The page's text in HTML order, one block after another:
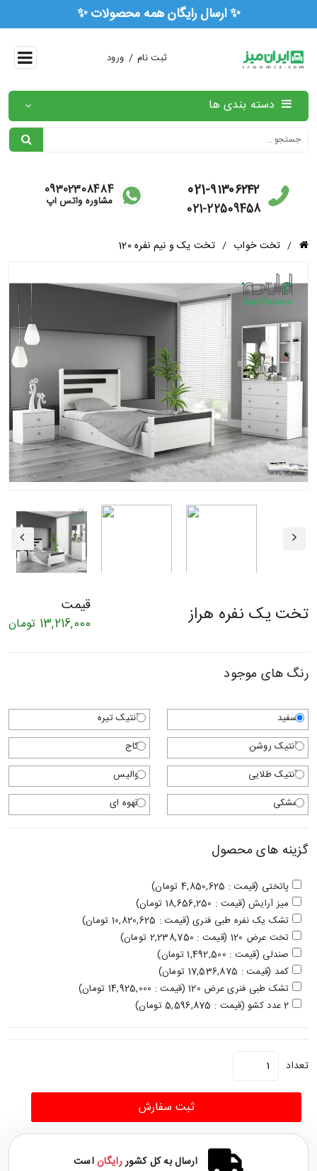
ثبت نام / ورود
دسته بندی ها
021-۹۱۳۰۶۲۴۲
021-22509458
09302308484
مشاوره واتس آپ
/ تخت خواب / تخت یک و نیم نفره 120
تخت یک نفره هراز قیمت
13,216,000 تومان
رنگ های موجود
سفید
آنتیک تیره
آنتیک روشن
کاج
آنتیک طلایی
والیس
مشکی
قهوه ای
گزینه های محصول
پاتختی (قیمت : 4,850,625 تومان)
میز آرایش (قیمت : 18,656,250 تومان)
تشک یک نفره طبی فنری (قیمت : 10,820,625 تومان)
تخت عرض 120 (قیمت : 2,238,750 تومان)
صندلی (قیمت : 1,492,500 تومان)
کمد (قیمت : 17,536,875 تومان)
تشک طبی فنری عرض 120 (قیمت : 14,925,000 تومان)
2 عدد کشو (قیمت : 5,596,875 تومان)
تعداد
ثبت سفارش
ارسال به کل کشوررایگاناست